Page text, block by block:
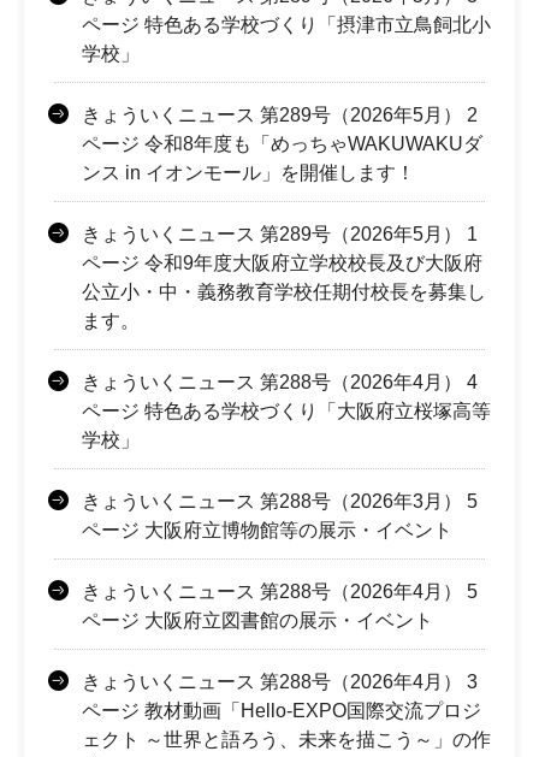
ページ 特色ある学校づくり「摂津市立鳥飼北小
学校」
きょういくニュース 第289号（2026年5月） 2
ページ 令和8年度も「めっちゃWAKUWAKUダ
ンス in イオンモール」を開催します！
きょういくニュース 第289号（2026年5月） 1
ページ 令和9年度大阪府立学校校長及び大阪府
公立小・中・義務教育学校任期付校長を募集し
ます。
きょういくニュース 第288号（2026年4月） 4
ページ 特色ある学校づくり「大阪府立桜塚高等
学校」
きょういくニュース 第288号（2026年3月） 5
ページ 大阪府立博物館等の展示・イベント
きょういくニュース 第288号（2026年4月） 5
ページ 大阪府立図書館の展示・イベント
きょういくニュース 第288号（2026年4月） 3
ページ 教材動画「Hello-EXPO国際交流プロジ
ェクト ～世界と語ろう、未来を描こう～」の作